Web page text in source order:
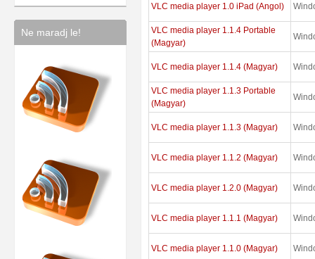
Ne maradj le!
VLC media player 1.0 iPad (Angol)
VLC media player 1.1.4 Portable
(Magyar)
VLC media player 1.1.4 (Magyar)
VLC media player 1.1.3 Portable
(Magyar)
VLC media player 1.1.3 (Magyar)
VLC media player 1.1.2 (Magyar)
VLC media player 1.2.0 (Magyar)
VLC media player 1.1.1 (Magyar)
VLC media player 1.1.0 (Magyar)